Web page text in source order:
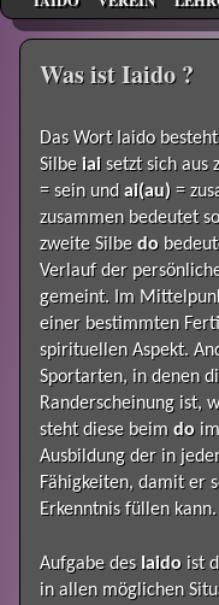
Was ist Iaido ?
Das Wort Iaido
Silbeiai setzt sich aus
= sein und ai(au) =
zusammen bedeutet
zweite Silbedo
Verlauf der
gemeint. Im
einer bestimmten
spirituellen Aspekt.
Sportarten, in denen
Randerscheinung ist,
steht diese beim do
Ausbildung der in
Fähigkeiten, damit er
Erkenntnis füllen kann.
Aufgabe des Iaido ist
in allen möglichen